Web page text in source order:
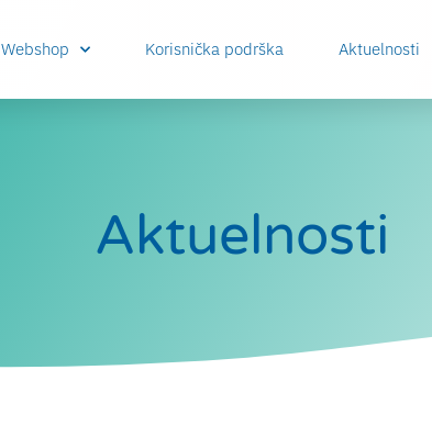
Webshop Korisnička podrška Aktuelnosti
Aktuelnosti